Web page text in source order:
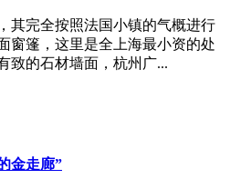
其完全按照法国小镇的气概进行
窗篷，这里是全上海最小资的处
致的石材墙面，杭州广...
金走廊”